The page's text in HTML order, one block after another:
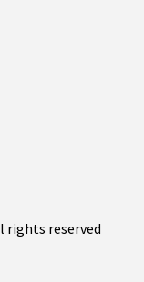
rights reserved